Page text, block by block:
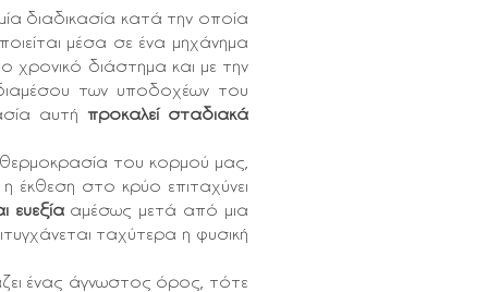
διαδικασία κατά την οποία
μέσα σε ένα μηχάνημα
χρονικό διάστημα και με την
των υποδοχέων του
αυτή προκαλεί σταδιακά
του κορμού μας,
έκθεση στο κρύο επιταχύνει
ευεξία αμέσως μετά από μια
ταχύτερα η φυσική
ένας άγνωστος όρος, τότε